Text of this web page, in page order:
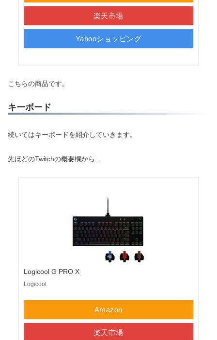
楽天市場
Yahooショッピング
こちらの商品です。
キーボード
続いてはキーボードを紹介していきます。
先ほどのTwitchの概要欄から…
Logicool G PRO X
Logicool
Amazon
楽天市場